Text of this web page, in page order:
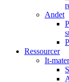
Andet
Ressourcer
It-